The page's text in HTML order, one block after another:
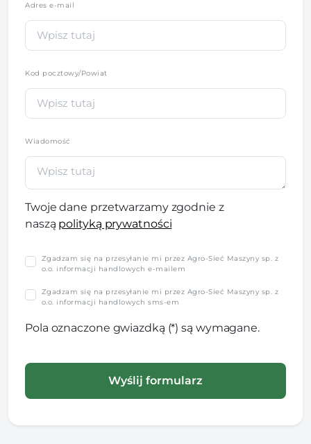
Adres e-mail
Kod pocztowy/Powiat
Wiadomość
Twoje dane przetwarzamy zgodnie z
naszą polityką prywatności
Zgadzam się na przesyłanie mi przez Agro-Sieć Maszyny sp. z
o.o. informacji handlowych e-mailem
Zgadzam się na przesyłanie mi przez Agro-Sieć Maszyny sp. z
o.o. informacji handlowych sms-em
Pola oznaczone gwiazdką (*) są wymagane.